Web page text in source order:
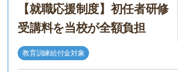
【就職応援制度】初任者研修
受講料を当校が全額負担
教育訓練給付金対象